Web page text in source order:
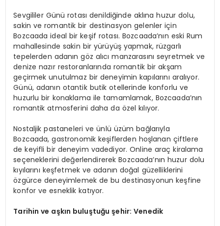
Sevgililer Günü rotası denildiğinde aklına huzur dolu,
sakin ve romantik bir destinasyon gelenler için
Bozcaada ideal bir keşif rotası. Bozcaada’nın eski Rum
mahallesinde sakin bir yürüyüş yapmak, rüzgarlı
tepelerden adanın göz alıcı manzarasını seyretmek ve
denize nazır restoranlarında romantik bir akşam
geçirmek unutulmaz bir deneyimin kapılarını aralıyor.
Günü, adanın otantik butik otellerinde konforlu ve
huzurlu bir konaklama ile tamamlamak, Bozcaada’nın
romantik atmosferini daha da özel kılıyor.
Nostaljik pastaneleri ve ünlü üzüm bağlarıyla
Bozcaada, gastronomik keşiflerden hoşlanan çiftlere
de keyifli bir deneyim vadediyor. Online araç kiralama
seçeneklerini değerlendirerek Bozcaada’nın huzur dolu
kıyılarını keşfetmek ve adanın doğal güzelliklerini
özgürce deneyimlemek de bu destinasyonun keşfine
konfor ve esneklik katıyor.
Tarihin ve aşkın buluştuğu şehir: Venedik